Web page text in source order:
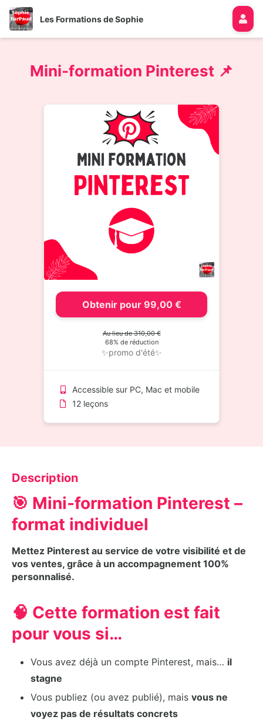
Les Formations de Sophie
Mini-formation Pinterest 📌
Obtenir pour 99,00 €
Au lieu de 310,00 €
68% de réduction
✨promo d'été✨
Accessible sur PC, Mac et mobile
12 leçons
Description
🎯 Mini-formation Pinterest –
format individuel
Mettez Pinterest au service de votre visibilité et de
vos ventes, grâce à un accompagnement 100%
personnalisé.
🧠 Cette formation est fait
pour vous si…
Vous avez déjà un compte Pinterest, mais… il
stagne
Vous publiez (ou avez publié), mais vous ne
voyez pas de résultats concrets